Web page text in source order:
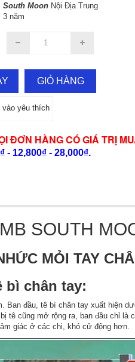
South Moon Nội Địa Trung
3 năm
GIỎ HÀNG
vào yêu thích
ĐƠN HÀNG CÓ GIÁ TRỊ
- 12,800₫ - 28,000₫.
SOUTH
MỎI TAY
bì chân tay:
đầu, tê bì chân tay xuất hiện
cũng mở rộng ra, ban đầu chỉ là
giác ở các chi, khó cử động hơn.